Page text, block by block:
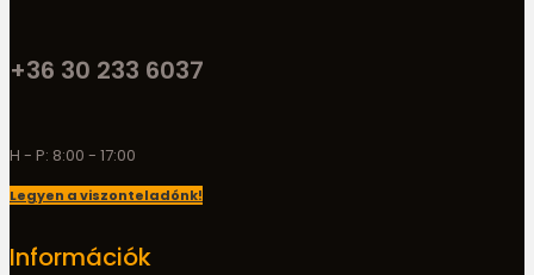
+36 30 233 6037
H - P: 8:00 - 17:00
Legyen a viszonteladónk!
Információk